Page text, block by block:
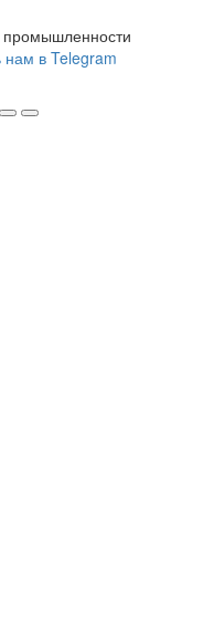
промышленности
нам в Telegram